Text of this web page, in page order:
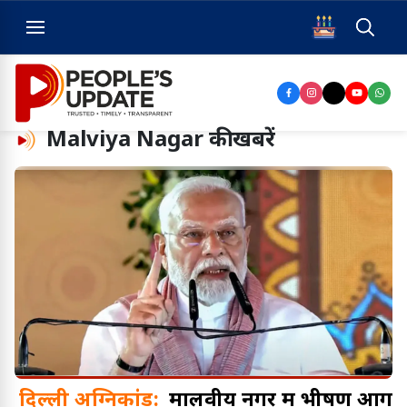
Malviya Nagarकी खबरें
दिल्ली अग्निकांड: मालवीय नगर में भीषण आग